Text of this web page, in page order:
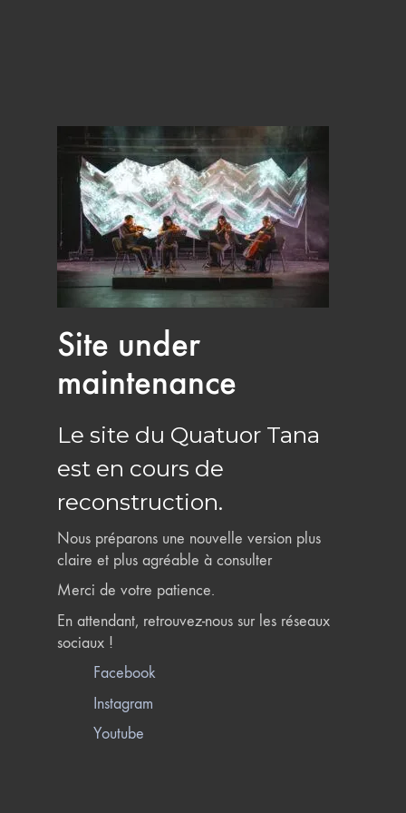
Site under
maintenance
Le site du Quatuor Tana
est en cours de
reconstruction.
Nous préparons une nouvelle version plus
claire et plus agréable à consulter
Merci de votre patience.
En attendant, retrouvez-nous sur les réseaux
sociaux !
Facebook
Instagram
Youtube